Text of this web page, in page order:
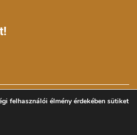
jokor.hu. Minden jog fenntartva.
felhasználói élmény érdekében sütiket